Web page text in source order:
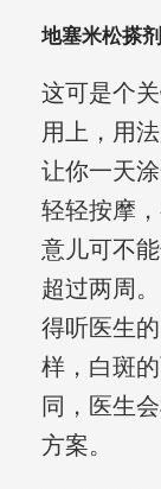
地塞米松搽
这可是个
用上，用
让你一天
轻轻按摩
意儿可不
超过两周
得听医生
样，白斑
同，医生
方案。